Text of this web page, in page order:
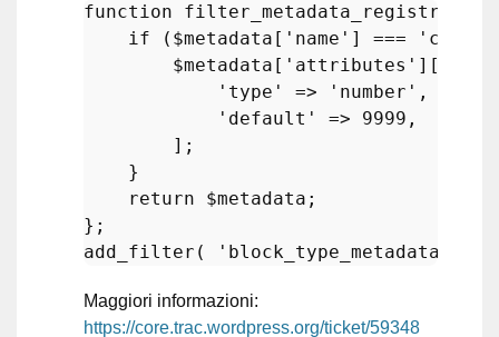
function filter_metadata_registration
if ( $metadata [ 'name' ] ===
'core/
$metadata [ 'attributes' ][
'type'
=> 'number' ,
'default'
=> 9999 ,
        ];
    }
return
$metadata ;
add_filter ( 'block_type_metadata'
Maggiori informazioni:
https://core.trac.wordpress.org/ticket/59348